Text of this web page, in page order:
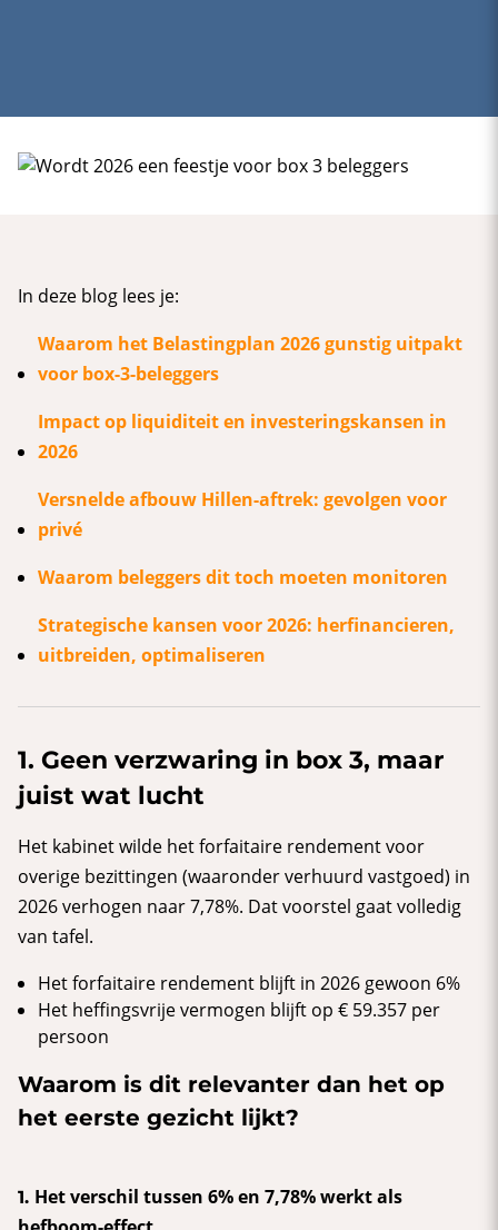
In deze blog lees je:
Waarom het Belastingplan 2026 gunstig uitpakt
voor box-3-beleggers
Impact op liquiditeit en investeringskansen in
2026
Versnelde afbouw Hillen-aftrek: gevolgen voor
privé
Waarom beleggers dit toch moeten monitoren
Strategische kansen voor 2026: herfinancieren,
uitbreiden, optimaliseren
1. Geen verzwaring in box 3, maar
juist wat lucht
Het kabinet wilde het forfaitaire rendement voor
overige bezittingen (waaronder verhuurd vastgoed) in
2026 verhogen naar 7,78%. Dat voorstel gaat volledig
van tafel.
Het forfaitaire rendement blijft in 2026 gewoon 6%
Het heffingsvrije vermogen blijft op € 59.357 per
persoon
Waarom is dit relevanter dan het op
het eerste gezicht lijkt?
1. Het verschil tussen 6% en 7,78% werkt als